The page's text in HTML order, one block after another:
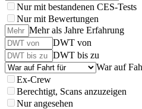
Nur mit bestandenen CES-Tests
Nur mit Bewertungen
Mehr als Jahre Erfahrung
DWT von
DWT bis zu
War auf
Ex-Crew
Berechtigt, Scans anzuzeigen
Nur angesehen